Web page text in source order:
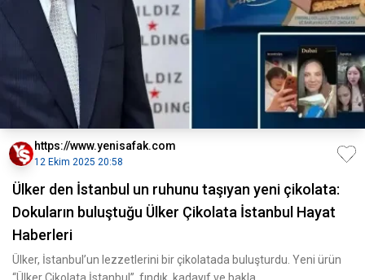
https://www.yenisafak.com
12 Ekim 2025 20:58
Ülker den İstanbul un ruhunu taşıyan yeni çikolata:
Dokuların buluştuğu Ülker Çikolata İstanbul Hayat
Haberleri
Ülker, İstanbul’un lezzetlerini bir çikolatada buluşturdu. Yeni ürün